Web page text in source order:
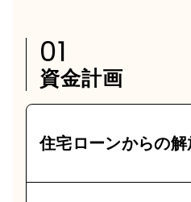
01
資金計画
住宅ローンからの解